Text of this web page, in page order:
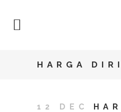
HARGA DIRI
12 DEC